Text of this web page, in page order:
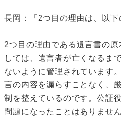
長岡：「2つ目の理由は、以下
2つ目の理由である遺言書の
しては、遺言者が亡くなるま
ないように管理されています
言の内容を漏らすことなく、
制を整えているのです。公証
問題になったことはありません